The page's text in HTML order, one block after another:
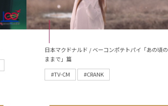
日本マクドナルド / ベーコンポテトパイ「あの頃の
ままで」篇
#TV-CM
#CRANK